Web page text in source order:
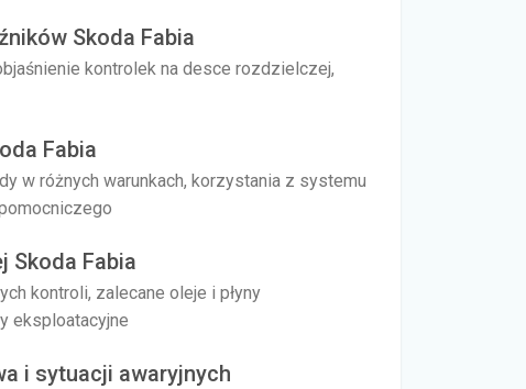
Skoda Fabia
kontrolek na desce rozdzielczej,
Fabia
w różnych warunkach, korzystania z systemu
Skoda Fabia
kontroli, zalecane oleje i płyny
eksploatacyjne
i sytuacji awaryjnych